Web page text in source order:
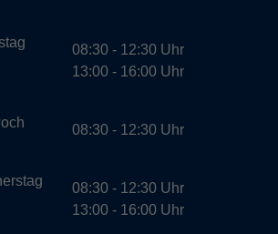
08:30 - 12:30 Uhr
13:00 - 16:00 Uhr
08:30 - 12:30 Uhr
08:30 - 12:30 Uhr
13:00 - 16:00 Uhr